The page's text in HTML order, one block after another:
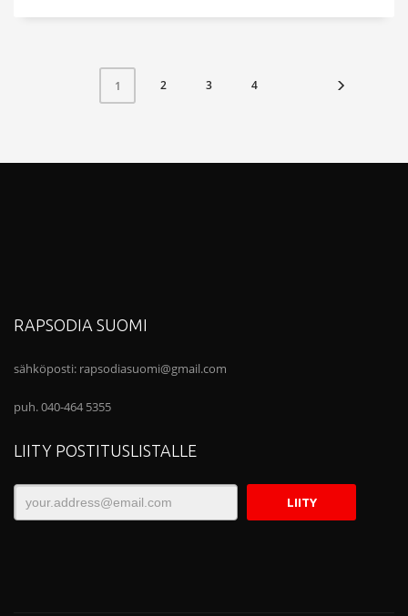
1 2 3 4
RAPSODIA SUOMI
sähköposti: rapsodiasuomi@gmail.com
puh. 040-464 5355
LIITY POSTITUSLISTALLE